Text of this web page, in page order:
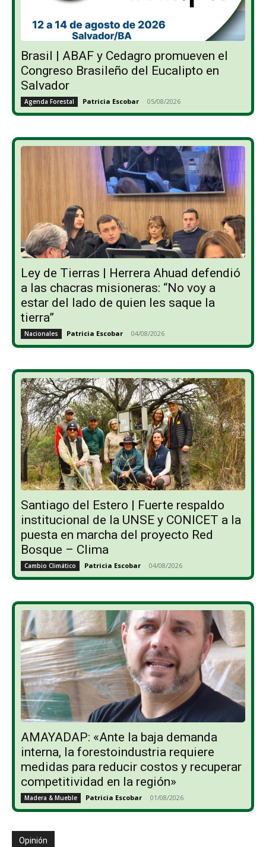
Brasil | ABAF y Cedagro promueven el
Congreso Brasileño del Eucalipto en
Salvador
Agenda Forestal Patricia Escobar - 05/08/2026
Ley de Tierras | Herrera Ahuad defendió
a las chacras misioneras: “No voy a
estar del lado de quien les saque la
tierra”
Nacionales Patricia Escobar - 04/08/2026
Santiago del Estero | Fuerte respaldo
institucional de la UNSE y CONICET a la
puesta en marcha del proyecto Red
Bosque – Clima
Cambio Climático Patricia Escobar - 04/08/2026
AMAYADAP: «Ante la baja demanda
interna, la forestoindustria requiere
medidas para reducir costos y recuperar
competitividad en la región»
Madera & Mueble Patricia Escobar - 01/08/2026
Opinión